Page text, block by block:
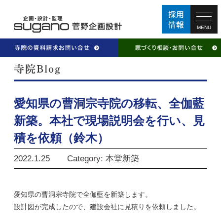
MENU
愛知県の曹洞宗寺院の移転、全伽藍
新築。本社で現場説明会を行い、見
積を依頼（鈴木）
2022.1.25 Category: 本堂新築
​愛知県の曹洞宗寺院で全伽藍を新築します。
設計図が完成したので、建設会社に見積りを依頼しました。